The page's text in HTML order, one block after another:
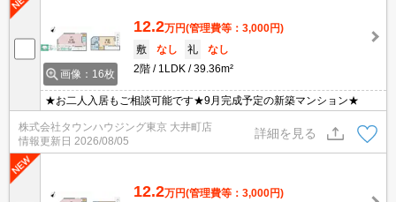
画像：16枚
12.2万円(管理費等：3,000円)
敷
なし 礼
なし
2階
1LDK 39.36m²
★お二人入居もご相談可能です★9月完成予定の新築マンション★
株式会社タウンハウジング東京 大井町店
情報更新日 2026/08/05
詳細を見る
12.2万円(管理費等：3,000円)